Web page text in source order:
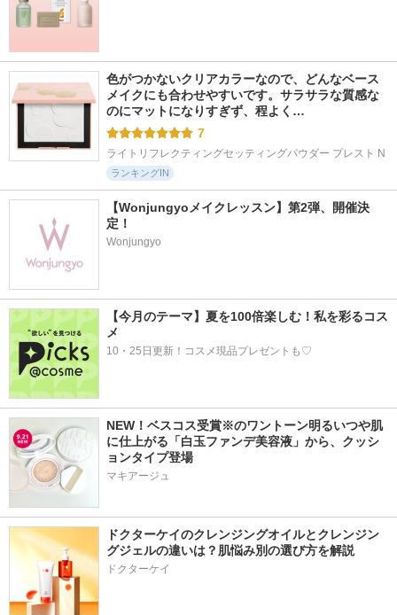
色がつかないクリアカラーなので、どんなベース
メイクにも合わせやすいです。サラサラな質感な
のにマットになりすぎず、程よく…
7
ライトリフレクティングセッティングパウダー プレスト N
ランキングIN
【Wonjungyoメイクレッスン】第2弾、開催決
定！
Wonjungyo
【今月のテーマ】夏を100倍楽しむ！私を彩るコス
メ
10・25日更新！コスメ現品プレゼントも♡
NEW！ベスコス受賞※のワントーン明るいつや肌
に仕上がる「白玉ファンデ美容液」から、クッシ
ョンタイプ登場
マキアージュ
ドクターケイのクレンジングオイルとクレンジン
グジェルの違いは？肌悩み別の選び方を解説
ドクターケイ